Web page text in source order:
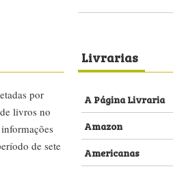
por
livros no
de sete
Livrarias
A Página Livraria
Amazon
Americanas